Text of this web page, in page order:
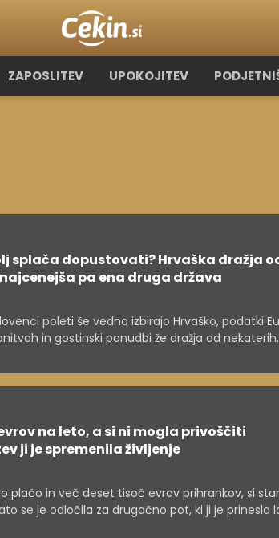
ZAPOSLITEV UPOKOJITEV
splača dopustovati? Hrvaška dražja
pa ena druga država
poleti še vedno izbirajo Hrvaško, podatki
in gostinski ponudbi že dražja od nekaterih
na leto, a si ni mogla privoščiti
ji je spremenila življenje
plačo in več deset tisoč evrov prihrankov, si
se je odločila za drugačno pot, ki ji je prinesla